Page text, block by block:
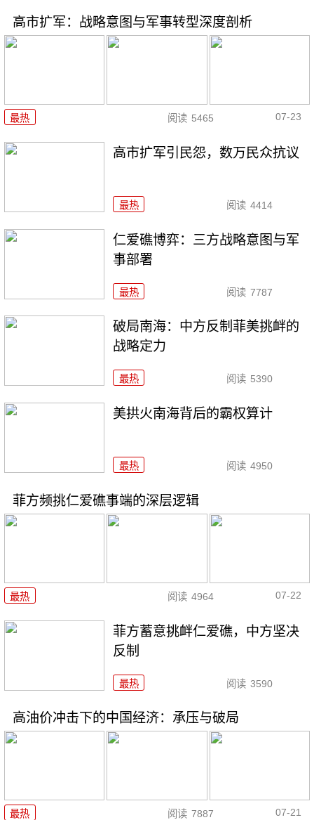
高市扩军：战略意图与军事转型深度剖析
最热 阅读 5465 07-23
高市扩军引民怨，数万民众抗议
最热 阅读 4414
仁爱礁博弈：三方战略意图与军
事部署
最热 阅读 7787
破局南海：中方反制菲美挑衅的
战略定力
最热 阅读 5390
美拱火南海背后的霸权算计
最热 阅读 4950
菲方频挑仁爱礁事端的深层逻辑
最热 阅读 4964 07-22
菲方蓄意挑衅仁爱礁，中方坚决
反制
最热 阅读 3590
高油价冲击下的中国经济：承压与破局
最热 阅读 7887 07-21